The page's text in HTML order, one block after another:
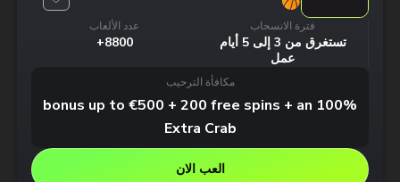
مكافأة الترحيب
100% bonus up to €500 + 200 free spins + an
Extra Crab
فترة الانسحاب
تستغرق من 3 إلى 5 أيام
عمل
عدد الألعاب
8800+
العب الان